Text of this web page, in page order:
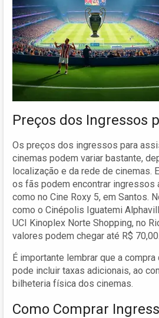
Preços dos Ingressos
Os preços dos ingressos para
cinemas podem variar bastante,
localização e da rede de cinemas.
os fãs podem encontrar ingressos
como no Cine Roxy 5, em Santos.
como o Cinépolis Iguatemi
UCI Kinoplex Norte Shopping, no
valores podem chegar até R$ 70,00.
É importante lembrar que a
pode incluir taxas adicionais, ao
bilheteria física dos cinemas.
Como Comprar